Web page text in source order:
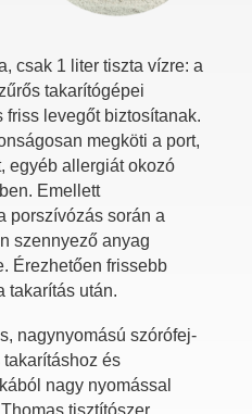
csak 1 liter tiszta vízre: a
takarítógépei
friss levegőt biztosítanak.
megköti a port,
egyéb allergiát okozó
Emellett
porszívózás során a
szennyező anyag
Érezhetően frissebb
takarítás után.
nagynyomású szórófej-
és
nagy nyomással
tisztítószer